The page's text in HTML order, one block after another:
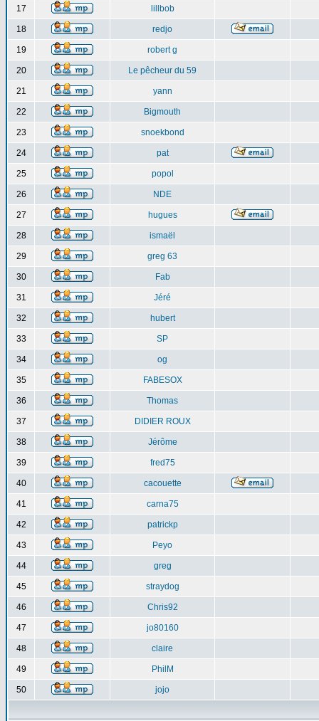
17 lillbob
18 redjo
19 robert g
20 Le pêcheur du 59
21 yann
22 Bigmouth
23 snoekbond
24 pat
25 popol
26 NDE
27 hugues
28 ismaël
29 greg 63
30 Fab
31 Jéré
32 hubert
33 SP
34 og
35 FABESOX
36 Thomas
37 DIDIER ROUX
38 Jérôme
39 fred75
40 cacouette
41 carna75
42 patrickp
43 Peyo
44 greg
45 straydog
46 Chris92
47 jo80160
48 claire
49 PhilM
50 jojo